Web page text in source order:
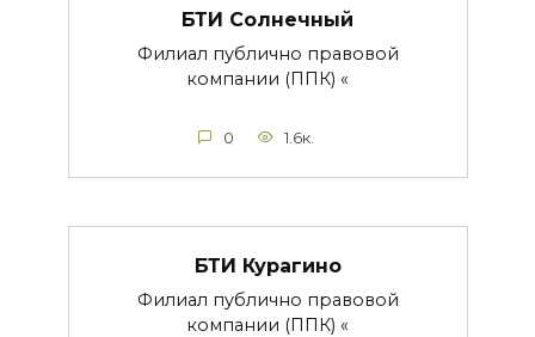
БТИ Солнечный
Филиал публично правовой
компании (ППК) «
0 1.6к.
БТИ Курагино
Филиал публично правовой
компании (ППК) «